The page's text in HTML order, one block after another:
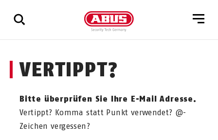
alle
VERTIPPT?
Bitte überprüfen Sie Ihre E-Mail Adresse.
Vertippt? Komma statt Punkt verwendet? @-
Zeichen vergessen?